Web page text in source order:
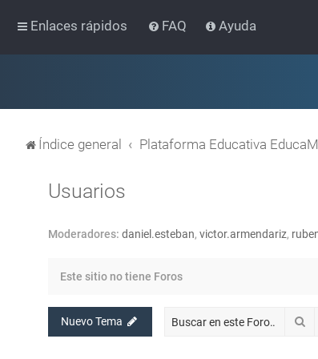
Enlaces rápidos FAQ Ayuda
Índice general Plataforma Educativa
Usuarios
Moderadores: daniel.esteban, victor.armendariz,
Este sitio no tiene Foros
Nuevo Tema